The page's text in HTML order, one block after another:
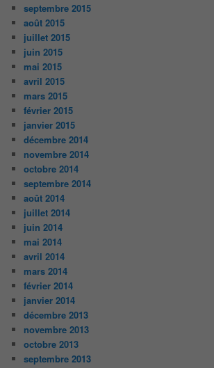
septembre 2015
août 2015
juillet 2015
juin 2015
mai 2015
avril 2015
mars 2015
février 2015
janvier 2015
décembre 2014
novembre 2014
octobre 2014
septembre 2014
août 2014
juillet 2014
juin 2014
mai 2014
avril 2014
mars 2014
février 2014
janvier 2014
décembre 2013
novembre 2013
octobre 2013
septembre 2013